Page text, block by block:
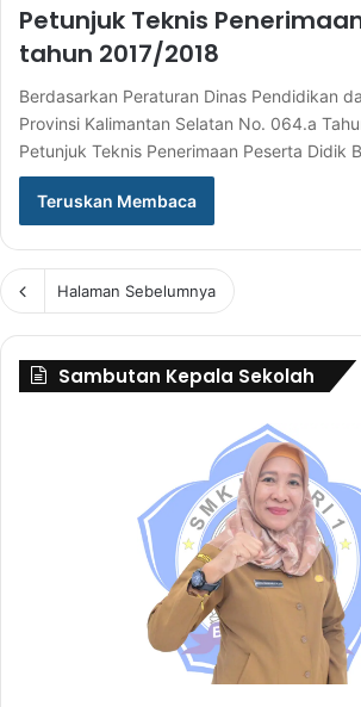
Petunjuk Teknis
tahun 2017/2018
Berdasarkan Peraturan Dinas Pendidikan
Provinsi Kalimantan Selatan No. 064.a
Petunjuk Teknis Penerimaan Peserta Didik
Teruskan Membaca
Halaman Sebelumnya
Sambutan Kepala Sekolah